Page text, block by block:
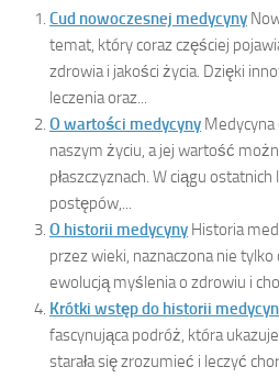
Cud nowoczesnej medycyny
temat, który coraz częściej
zdrowia i jakości życia. Dzięki
leczenia oraz...
O wartości medycyny
naszym życiu, a jej wartość
płaszczyznach. W ciągu
postępów,...
O historii medycyny Historia
przez wieki, naznaczona nie
ewolucją myślenia o zdrowiu i
Krótki wstęp do historii
fascynująca podróż, która
starała się zrozumieć i leczyć